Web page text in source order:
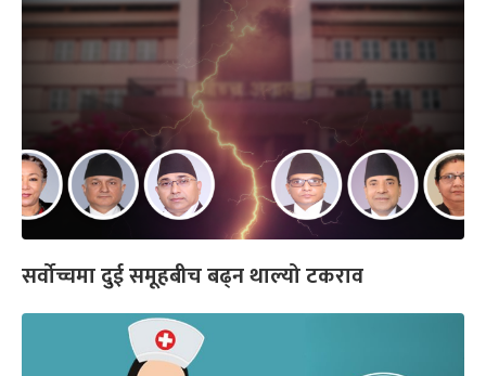
सर्वोच्चमा दुई समूहबीच बढ्न थाल्यो टकराव